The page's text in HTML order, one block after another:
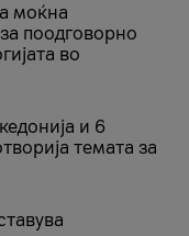
моќна
поодговорно
во
и 6
темата за